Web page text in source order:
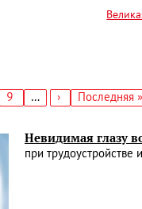
Страница
9 …
Следующая
›
Последняя
Последняя »
Невидимая глазу
при